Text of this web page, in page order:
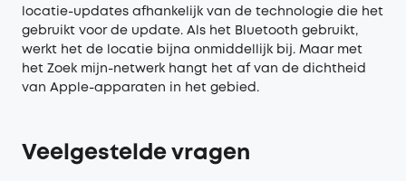
locatie-updates afhankelijk van de technologie die het
gebruikt voor de update. Als het Bluetooth gebruikt,
werkt het de locatie bijna onmiddellijk bij. Maar met
het Zoek mijn-netwerk hangt het af van de dichtheid
van Apple-apparaten in het gebied.
Veelgestelde vragen